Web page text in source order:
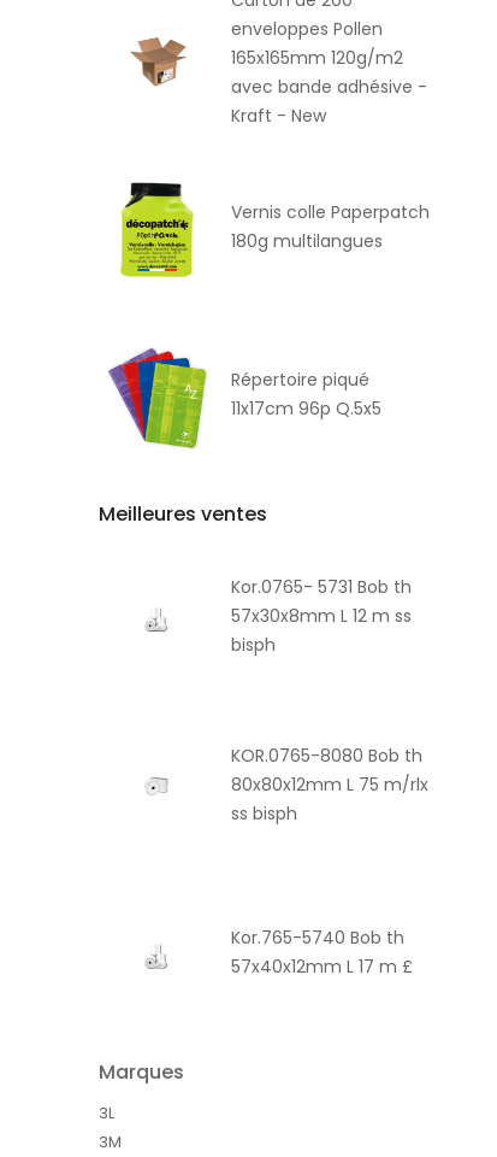
enveloppes Pollen
165x165mm 120g/m2
avec bande adhésive -
Kraft - New
Vernis colle Paperpatch
180g multilangues
Répertoire piqué
11x17cm 96p Q.5x5
Meilleures ventes
Kor.0765- 5731 Bob th
57x30x8mm L 12 m ss
bisph
KOR.0765-8080 Bob th
80x80x12mm L 75 m/rlx
ss bisph
Kor.765-5740 Bob th
57x40x12mm L 17 m £
Marques
3L
3M